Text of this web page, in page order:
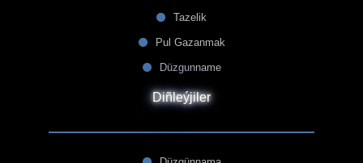
Tazelik
Pul Gazanmak
Düzgunname
Diñleýjiler